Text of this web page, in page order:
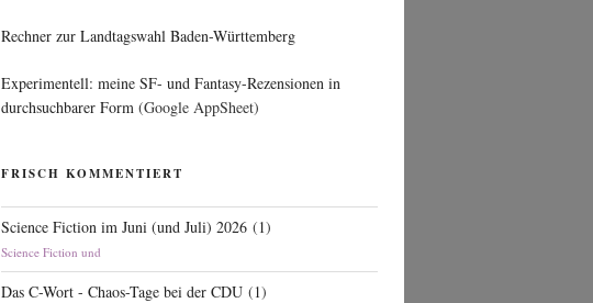
Rechner zur Landtagswahl Baden-Württemberg
Experimentell: meine SF- und Fantasy-Rezensionen in
durchsuchbarer Form (Google AppSheet)
FRISCH KOMMENTIERT
Science Fiction im Juni (und Juli) 2026 (1)
Science Fiction und
Das C-Wort - Chaos-Tage bei der CDU (1)